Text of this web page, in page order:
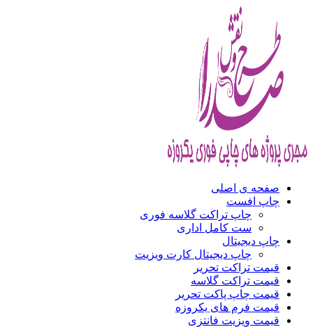
صفحه ی اصلی
چاپ افست
چاپ تراکت گلاسه فوری
ست کامل اداری
چاپ دیجیتال
چاپ دیجیتال کارت ویزیت
قیمت تراکت تحریر
قیمت تراکت گلاسه
قیمت چاپ پاکت تحریر
قیمت فرم های یکروزه
قیمت ویزیت فانتزی